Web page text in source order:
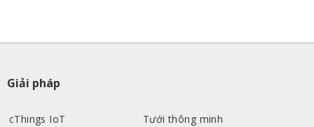
Giải pháp
cThings IoT
Tưới thông minh